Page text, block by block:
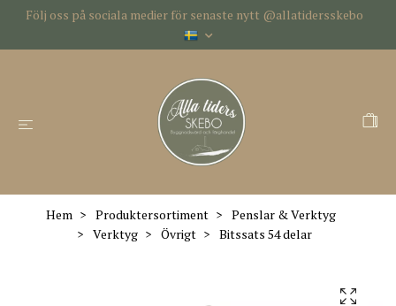
Följ oss på sociala medier för senaste nytt @allatidersskebo
Hem Produktersortiment
Penslar & Verktyg
Verktyg
Övrigt Bitssats 54 delar